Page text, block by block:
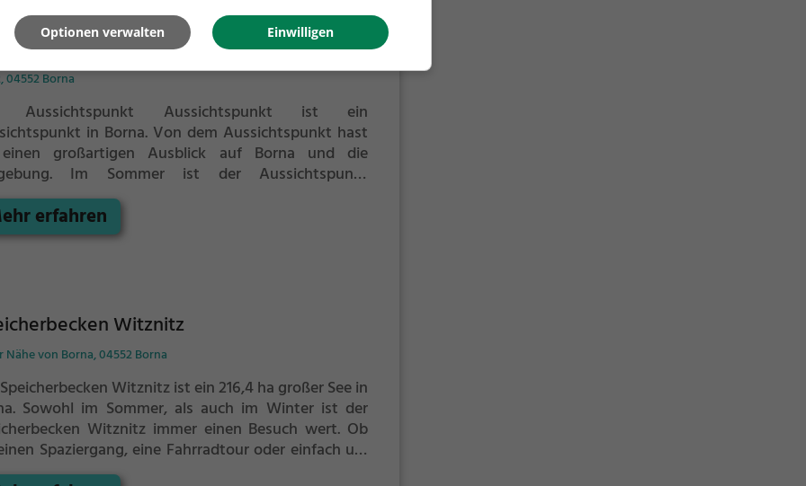
04552 Borna
Aussichtspunkt Aussichtspunkt ist ein
in Borna. Von dem Aussichtspunkt hast
großartigen Ausblick auf Borna und die
Im Sommer ist der Aussichtspunkt
ein schönes Ausflugsziel für
Wanderungen oder zum Picknicken
an warmen und sonnigen Tagen viele Besucher
erfahren
Witznitz
Nähe von Borna, 04552 Borna
Witznitz ist ein 216,4 ha großer See in
Sowohl im Sommer, als auch im Winter ist der
Witznitz immer einen Besuch wert. Ob
Spaziergang, eine Fahrradtour oder einfach um
zu genießen - der Speicherbecken Witznitz
Einwilligen
Optionen verwalten